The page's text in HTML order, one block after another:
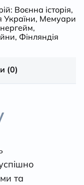
Воєнна історія,
України, Мемуари
,
, Фінляндія
(0)
та